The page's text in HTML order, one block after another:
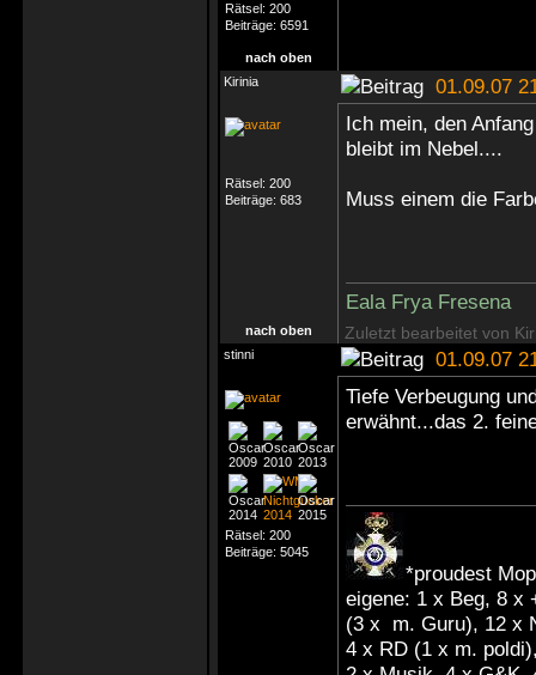
Rätsel: 200
Beiträge: 6591
nach oben
Kirinia
01.09.07
Rätsel: 200
Beiträge: 683
Ich mein, den
bleibt im Nebel....
Muss einem die
Eala Frya Fresena
nach oben Zuletzt bearbeitet von
stinni 01.09.07
Rätsel: 200
Beiträge: 5045
Tiefe Verbeugung
erwähnt...das 2.
*proudest
eigene: 1 x Beg, 8 x
(3 x m. Guru), 12 x
4 x RD (1 x m.